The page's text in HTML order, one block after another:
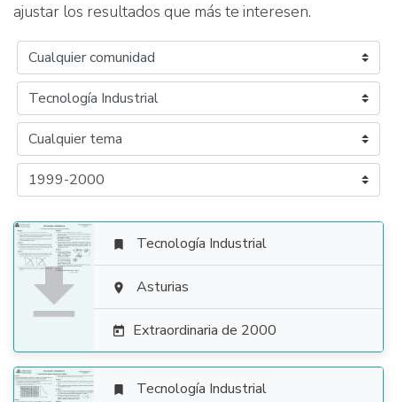
ajustar los resultados que más te interesen.

 Tecnología Industrial
 Asturias
 Extraordinaria de 2000
 Tecnología Industrial